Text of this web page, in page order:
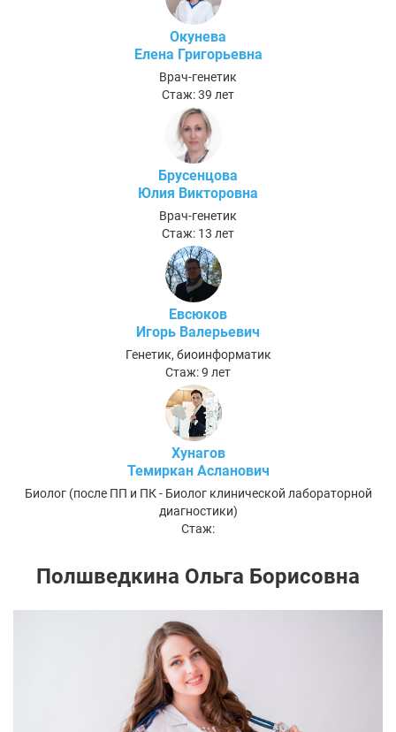
Окунева
Елена Григорьевна
Врач-генетик
Стаж: 39 лет
Брусенцова
Юлия Викторовна
Врач-генетик
Стаж: 13 лет
Евсюков
Игорь Валерьевич
Генетик, биоинформатик
Стаж: 9 лет
Хунагов
Темиркан Асланович
Биолог (после ПП и ПК - Биолог клинической лабораторной
диагностики)
Стаж:
Полшведкина Ольга Борисовна